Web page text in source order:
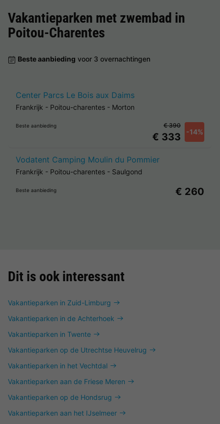
Vakantieparken met zwembad in
Poitou-Charentes
Beste aanbieding voor 3 overnachtingen
Center Parcs Le Bois aux Daims
Frankrijk - Poitou-charentes - Morton
Beste aanbieding
€ 333 -14%
€ 390
Vodatent Camping Moulin du Pommier
Frankrijk - Poitou-charentes - Saulgond
Beste aanbieding € 260
Dit is ook interessant
Vakantieparken in Zuid-Limburg
Vakantieparken in de Achterhoek
Vakantieparken in Twente
Vakantieparken op de Utrechtse Heuvelrug
Vakantieparken in het Vechtdal
Vakantieparken aan de Friese Meren
Vakantieparken op de Hondsrug
Vakantieparken aan het IJselmeer